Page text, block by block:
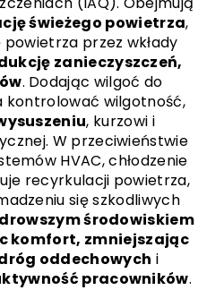
świeżego powietrza,
przez wkłady
zanieczyszczeń,
. Dodając wilgoć do
kontrolować wilgotność,
, kurzowi i
W przeciwieństwie
HVAC, chłodzenie
recyrkulacji powietrza,
się szkodliwych
środowiskiem
komfort, zmniejszając
oddechowych i
pracowników.